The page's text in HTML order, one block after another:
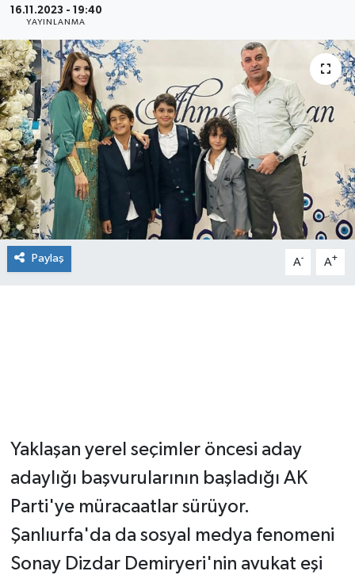
16.11.2023 - 19:40
YAYINLANMA
Paylaş A- A+
Yaklaşan yerel seçimler öncesi aday
adaylığı başvurularının başladığı AK
Parti'ye müracaatlar sürüyor.
Şanlıurfa'da da sosyal medya fenomeni
Sonay Dizdar Demiryeri'nin avukat eşi